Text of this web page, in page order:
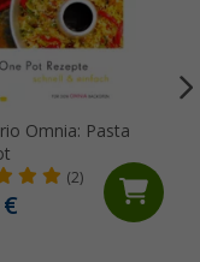
Omnia: Pasta
(2)